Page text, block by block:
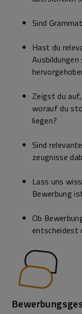
Sind
Hast du
Zeigst du
worauf du
liegen?
Sind
zeugnisse
Lass uns
Bewerbung
Ob
entscheidest